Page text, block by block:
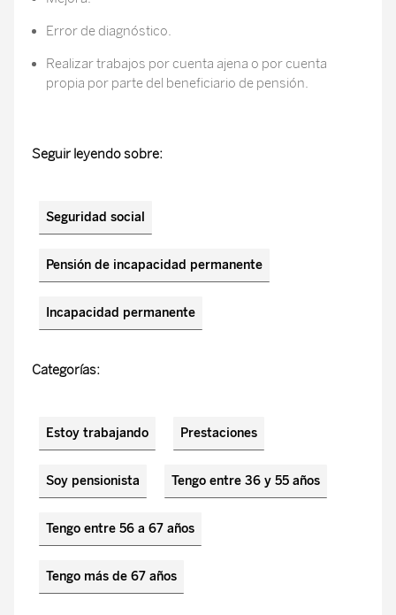
Error de diagnóstico.
Realizar trabajos por cuenta ajena o por cuenta
propia por parte del beneficiario de pensión.
Seguir leyendo sobre:
Seguridad social
Pensión de incapacidad permanente
Incapacidad permanente
Categorías:
Estoy trabajando Prestaciones
Soy pensionista Tengo entre 36 y 55 años
Tengo entre 56 a 67 años
Tengo más de 67 años